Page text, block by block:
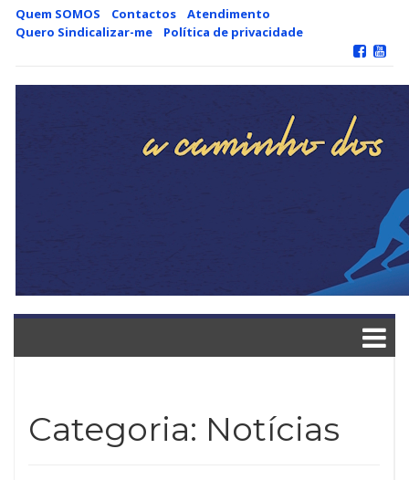
Skip
content
Quem SOMOS Contactos
Atendimento
Quero Sindicalizar-me
Política de privacidade
Categoria: Notícias